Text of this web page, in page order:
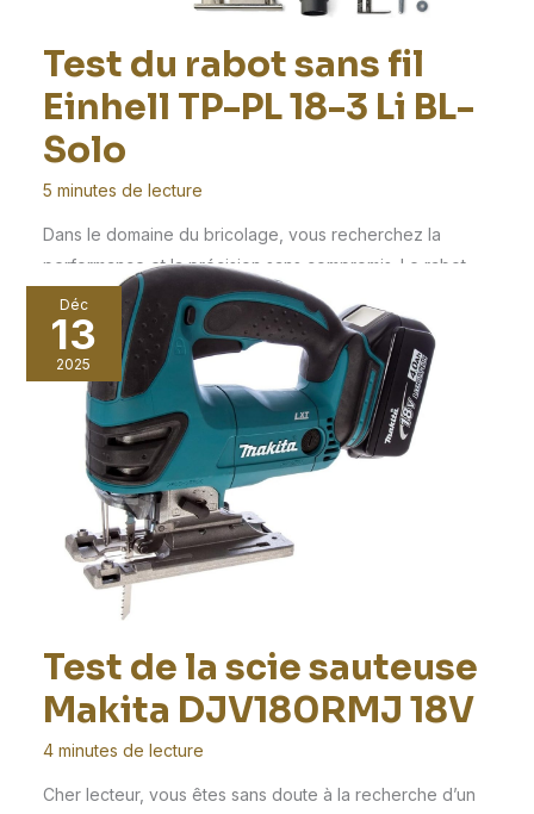
Test du rabot sans fil
Einhell TP-PL 18-3 Li BL-
Solo
5 minutes de lecture
Dans le domaine du bricolage, vous recherchez la
performance et la précision sans compromis. Le rabot
Déc
13
2025
Test de la scie sauteuse
Makita DJV180RMJ 18V
4 minutes de lecture
Cher lecteur, vous êtes sans doute à la recherche d’un